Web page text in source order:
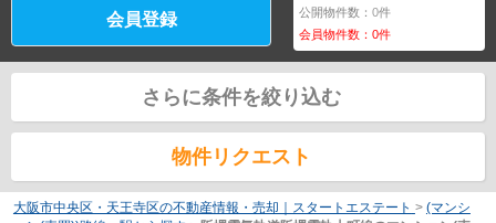
会員登録 公開物件数：0件
会員物件数：0件
さらに条件を絞り込む
物件リクエスト
大阪市中央区・天王寺区の不動産情報・売却｜スタートエステート > (マンシ